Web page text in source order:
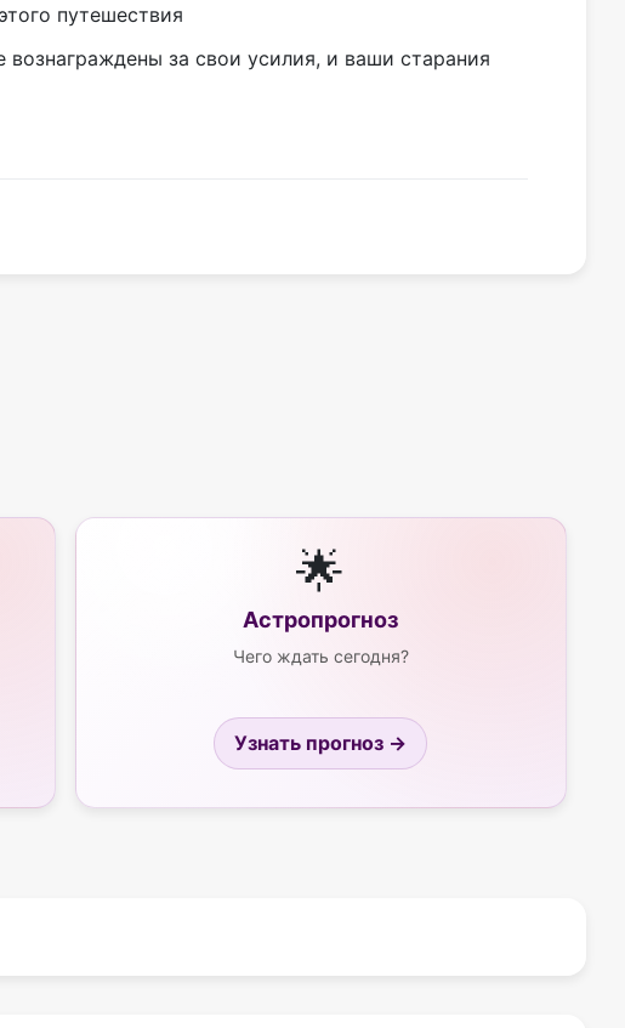
путешествия
за свои усилия, и ваши старания
🌟
Астропрогноз
Чего ждать сегодня?
Узнать прогноз →